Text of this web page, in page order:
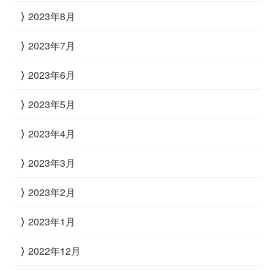
2023年8月
2023年7月
2023年6月
2023年5月
2023年4月
2023年3月
2023年2月
2023年1月
2022年12月